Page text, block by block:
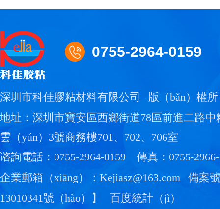
0755-2964-0159
深圳市科佳膠粘材料有限公司
版（bǎn）權
地址：深圳市寶安區西鄉街道78區前進二路中
雲（yún）3號商務樓701、702、706室
谘詢電話：0755-2964-0159
傳真：0755-
企業郵箱（xiāng）：Kejiasz@163.com
備案
13010341號（hào）
】 百度統計（jì）